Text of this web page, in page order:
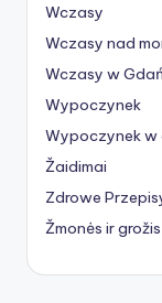
Wczasy
Wczasy nad
Wczasy w
Wypoczynek
Wypoczynek w
Žaidimai
Zdrowe
Žmonės ir grožis